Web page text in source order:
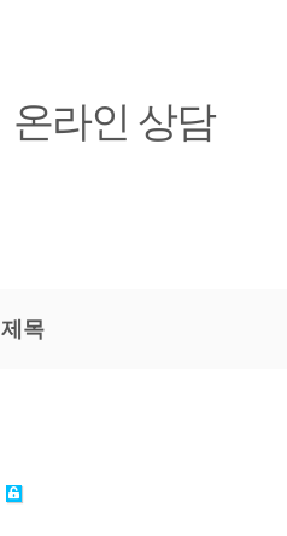
온라인 상담
제목